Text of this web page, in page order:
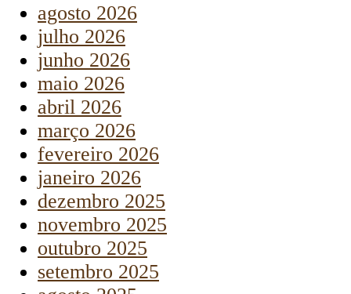
agosto 2026
julho 2026
junho 2026
maio 2026
abril 2026
março 2026
fevereiro 2026
janeiro 2026
dezembro 2025
novembro 2025
outubro 2025
setembro 2025